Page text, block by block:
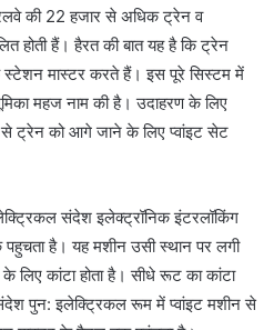
रेलवे की 22 हजार से अधिक ट्रेन व
होती हैं। हैरत की बात यह है कि ट्रेन
स्टेशन मास्टर करते हैं। इस पूरे सिस्टम में
महज नाम की है। उदाहरण के लिए
ट्रेन को आगे जाने के लिए प्वांइट सेट
संदेश इलेक्ट्रॉनिक इंटरलॉकिंग
है। यह मशीन उसी स्थान पर लगी
लिए कांटा होता है। सीधे रूट का कांटा
पुन: इलेक्ट्रिकल रूम में प्वांइट मशीन से